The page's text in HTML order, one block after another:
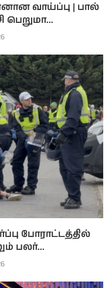
வாய்ப்பு | பால்
பெறுமா...
போராட்டத்தில்
பலர்...